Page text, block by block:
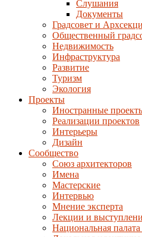
Слушания
Документы
Градсовет и
Общественный
Недвижимость
Инфраструктура
Развитие
Туризм
Экология
Проекты
Иностранные
Реализации проектов
Интерьеры
Дизайн
Сообщество
Союз архитекторов
Имена
Мастерские
Интервью
Мнение эксперта
Лекции и
Национальная палата